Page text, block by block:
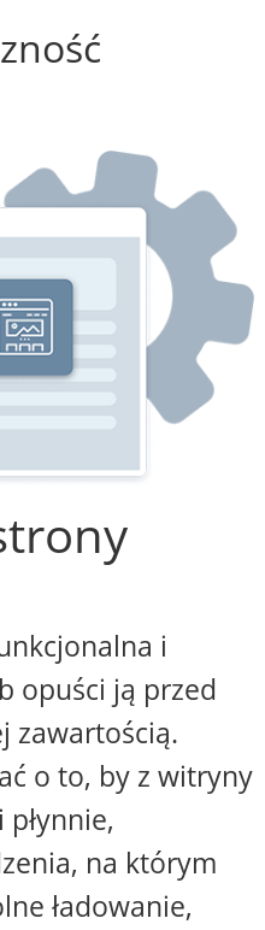
i
opuści ją przed
zawartością.
o to, by z witryny
płynnie,
na którym
ładowanie,